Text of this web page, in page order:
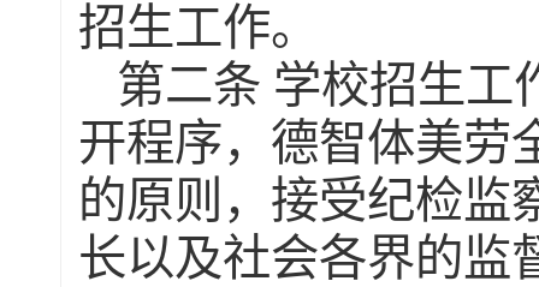
招生工作。
第二条 学校招生工
开程序，德智体美劳
的原则，接受纪检监
长以及社会各界的监